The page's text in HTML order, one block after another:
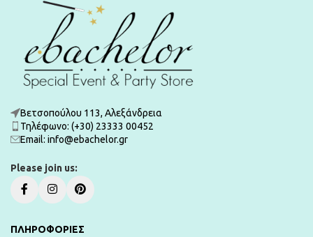
Βετσοπούλου 113, Αλεξάνδρεια
Τηλέφωνο: (+30) 23333 00452
Εmail: info@ebachelor.gr
Please join us:
ΠΛΗΡΟΦΟΡΙΕΣ